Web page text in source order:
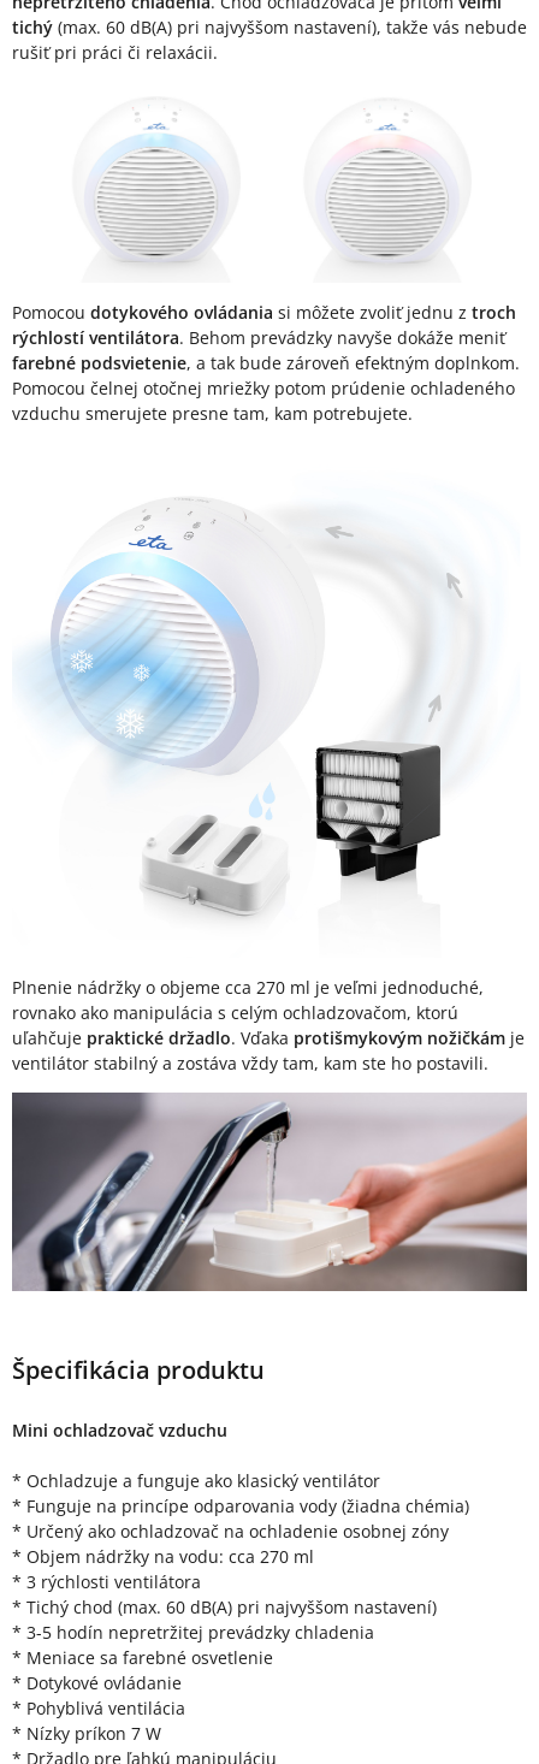
tichý (max. 60 dB(A) pri najvyššom nastavení), takže vás nebude
rušiť pri práci či relaxácii.
Pomocou dotykového ovládania si môžete zvoliť jednu z troch
rýchlostí ventilátora. Behom prevádzky navyše dokáže meniť
farebné podsvietenie, a tak bude zároveň efektným doplnkom.
Pomocou čelnej otočnej mriežky potom prúdenie ochladeného
vzduchu smerujete presne tam, kam potrebujete.
Plnenie nádržky o objeme cca 270 ml je veľmi jednoduché,
rovnako ako manipulácia s celým ochladzovačom, ktorú
uľahčuje praktické držadlo. Vďaka protišmykovým nožičkám je
ventilátor stabilný a zostáva vždy tam, kam ste ho postavili.
Špecifikácia produktu
Mini ochladzovač vzduchu
* Ochladzuje a funguje ako klasický ventilátor
* Funguje na princípe odparovania vody (žiadna chémia)
* Určený ako ochladzovač na ochladenie osobnej zóny
* Objem nádržky na vodu: cca 270 ml
* 3 rýchlosti ventilátora
* Tichý chod (max. 60 dB(A) pri najvyššom nastavení)
* 3-5 hodín nepretržitej prevádzky chladenia
* Meniace sa farebné osvetlenie
* Dotykové ovládanie
* Pohyblivá ventilácia
* Nízky príkon 7 W
* Držadlo pre ľahkú manipuláciu